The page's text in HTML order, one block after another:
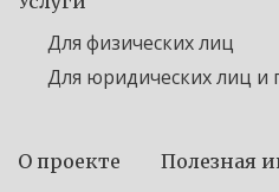
Для физических лиц
Для юридических лиц и
О проекте Полезная